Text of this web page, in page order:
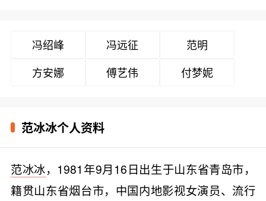
冯绍峰 冯远征
范明
方安娜
傅艺伟 付梦妮
范冰冰个人资料
范冰冰，1981年9月16日出生于山东省青岛市，
籍贯山东省烟台市，中国内地影视女演员、流行